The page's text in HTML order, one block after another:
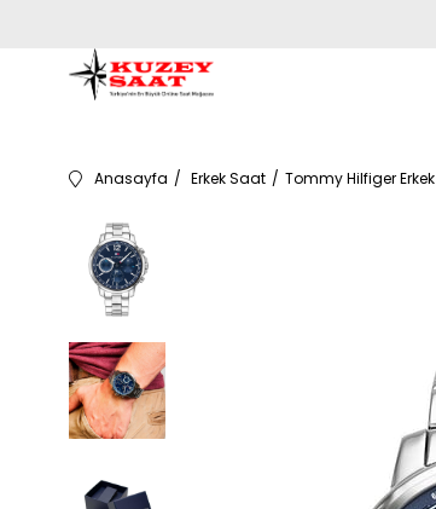
Anasayfa Erkek Saat Tommy Hilfiger Erkek